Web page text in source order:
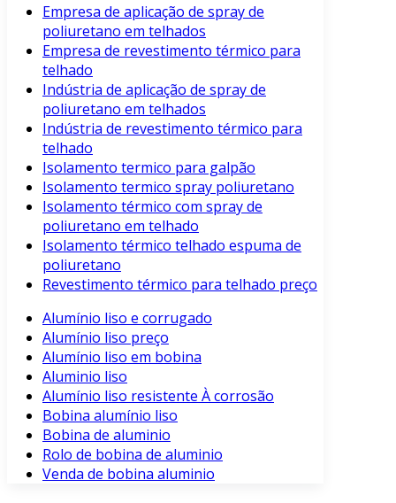
Empresa de aplicação de spray de
poliuretano em telhados
Empresa de revestimento térmico para
telhado
Indústria de aplicação de spray de
poliuretano em telhados
Indústria de revestimento térmico para
telhado
Isolamento termico para galpão
Isolamento termico spray poliuretano
Isolamento térmico com spray de
poliuretano em telhado
Isolamento térmico telhado espuma de
poliuretano
Revestimento térmico para telhado preço
Alumínio liso e corrugado
Alumínio liso preço
Alumínio liso em bobina
Aluminio liso
Alumínio liso resistente À corrosão
Bobina alumínio liso
Bobina de aluminio
Rolo de bobina de aluminio
Venda de bobina aluminio